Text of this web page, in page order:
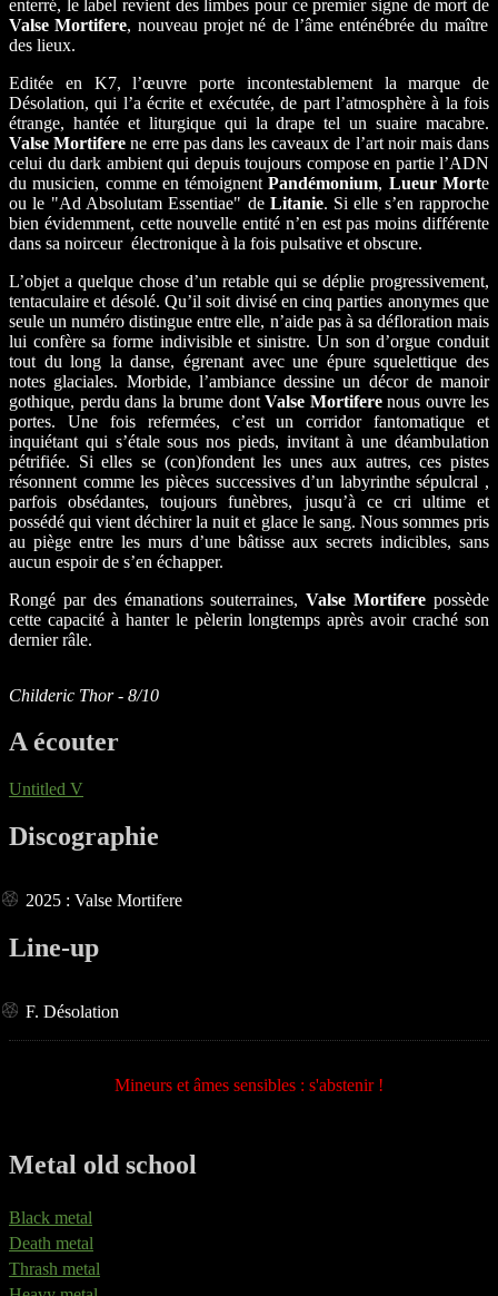
enterré, le label revient des limbes pour ce premier signe de mort de
Valse Mortifere, nouveau projet né de l’âme enténébrée du maître
des lieux.
Editée en K7, l’œuvre porte incontestablement la marque de
Désolation, qui l’a écrite et exécutée, de part l’atmosphère à la fois
étrange, hantée et liturgique qui la drape tel un suaire macabre.
Valse Mortifere ne erre pas dans les caveaux de l’art noir mais dans
celui du dark ambient qui depuis toujours compose en partie l’ADN
du musicien, comme en témoignentPandémonium, Lueur Morte
ou le "Ad Absolutam Essentiae" de Litanie. Si elle s’en rapproche
bien évidemment, cette nouvelle entité n’en est pas moins différente
dans sa noirceur électronique à la fois pulsative et obscure.
L’objet a quelque chose d’un retable qui se déplie progressivement,
tentaculaire et désolé. Qu’il soit divisé en cinq parties anonymes que
seule un numéro distingue entre elle, n’aide pas à sa défloration mais
lui confère sa forme indivisible et sinistre. Un son d’orgue conduit
tout du long la danse, égrenant avec une épure squelettique des
notes glaciales. Morbide, l’ambiance dessine un décor de manoir
gothique, perdu dans la brume dont Valse Mortiferenous ouvre les
portes. Une fois refermées, c’est un corridor fantomatique et
inquiétant qui s’étale sous nos pieds, invitant à une déambulation
pétrifiée. Si elles se (con)fondent les unes aux autres, ces pistes
résonnent comme les pièces successives d’un labyrinthe sépulcral ,
parfois obsédantes, toujours funèbres, jusqu’à ce cri ultime et
possédé qui vient déchirer la nuit et glace le sang. Nous sommes pris
au piège entre les murs d’une bâtisse aux secrets indicibles, sans
aucun espoir de s’en échapper.
Rongé par des émanations souterraines,Valse Mortifere possède
cette capacité à hanter le pèlerin longtemps après avoir craché son
dernier râle.
Childeric Thor - 8/10
A écouter
Untitled V
Discographie
2025 : Valse Mortifere
Line-up
F. Désolation
Mineurs et âmes sensibles : s'abstenir !
Metal old school
Black metal
Death metal
Thrash metal